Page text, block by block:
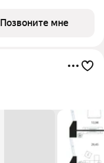
Позвоните мне